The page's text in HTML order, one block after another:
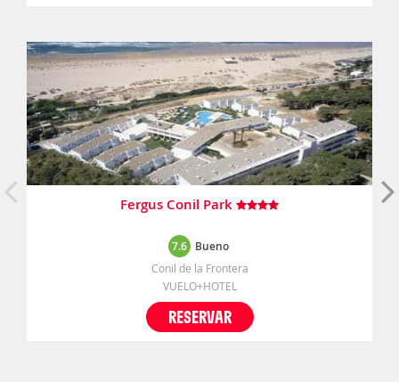
Fergus Conil Park
7.6 Bueno
Conil de la Frontera
VUELO+HOTEL
RESERVAR